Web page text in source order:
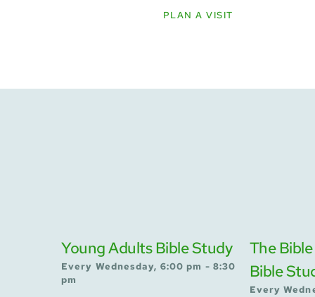
PLAN A VISIT
Young Adults Bible Study
Every Wednesday, 6:00 pm - 8:30
pm
The
Bible
Every